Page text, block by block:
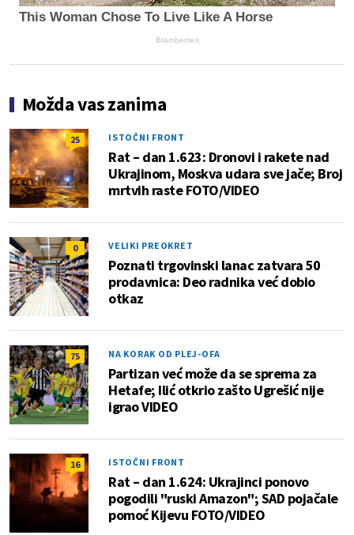
This Woman Chose To Live Like A Horse
Brainberries
Možda vas zanima
25 ISTOČNI FRONT
Rat – dan 1.623: Dronovi i rakete nad
Ukrajinom, Moskva udara sve jače; Broj
mrtvih raste FOTO/VIDEO
0 VELIKI PREOKRET
Poznati trgovinski lanac zatvara 50
prodavnica: Deo radnika već dobio
otkaz
75 NA KORAK OD PLEJ-OFA
Partizan već može da se sprema za
Hetafe; Ilić otkrio zašto Ugrešić nije
igrao VIDEO
16 ISTOČNI FRONT
Rat – dan 1.624: Ukrajinci ponovo
pogodili "ruski Amazon"; SAD pojačale
pomoć Kijevu FOTO/VIDEO